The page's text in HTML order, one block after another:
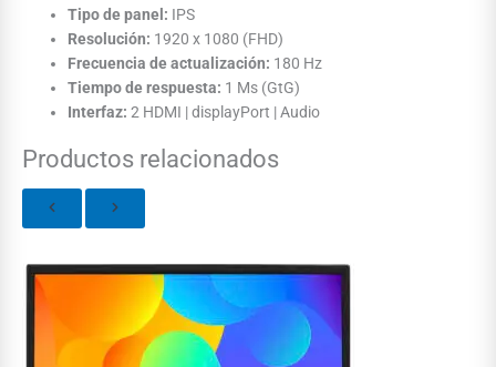
Tipo de panel: IPS
Resolución: 1920 x 1080 (FHD)
Frecuencia de actualización: 180 Hz
Tiempo de respuesta: 1 Ms (GtG)
Interfaz: 2 HDMI | displayPort | Audio
Productos relacionados